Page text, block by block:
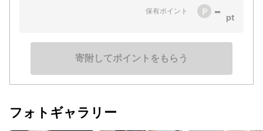
保有ポイント -
寄附してポイントをもらう
フォトギャラリー